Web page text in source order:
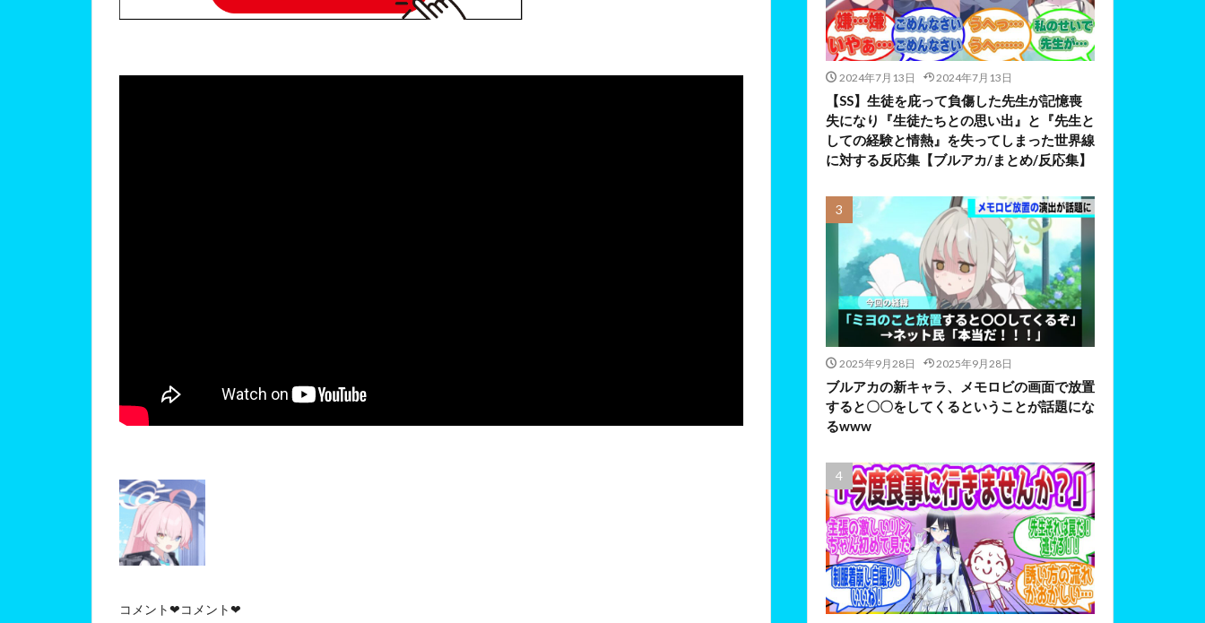
コメント❤コメント❤
2024年7月13日 2024年7月13日
【SS】生徒を庇って負傷した先生が記憶喪
失になり『生徒たちとの思い出』と『先生と
しての経験と情熱』を失ってしまった世界線
に対する反応集【ブルアカ/まとめ/反応集】
2025年9月28日 2025年9月28日
ブルアカの新キャラ、メモロビの画面で放置
すると〇〇をしてくるということが話題にな
るwww